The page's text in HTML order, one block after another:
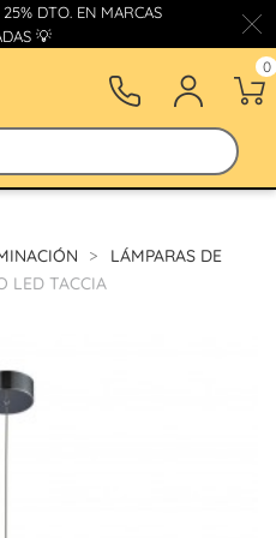
DTO. EN MARCAS
💡
0
LÁMPARAS DE
LED TACCIA